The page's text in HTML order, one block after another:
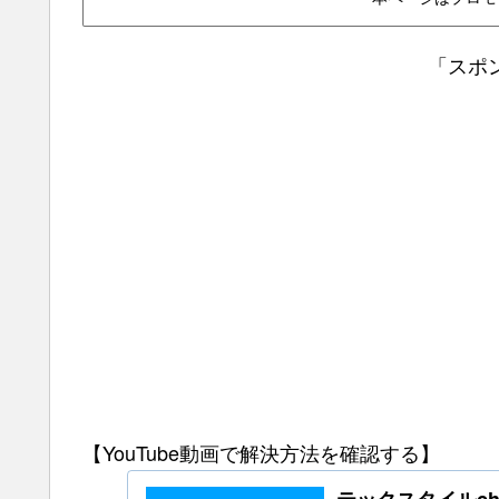
「スポ
【YouTube動画で解決方法を確認する】